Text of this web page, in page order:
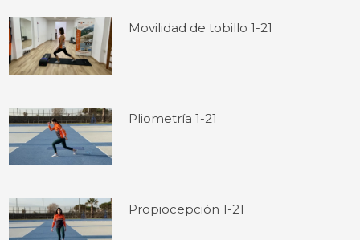
Movilidad de tobillo 1-21
Pliometría 1-21
Propiocepción 1-21